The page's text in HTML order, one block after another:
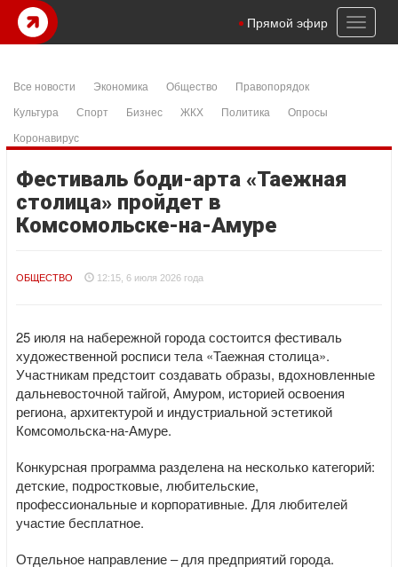
Toggle
Прямой эфир
Все новости Экономика Общество
Правопорядок
Культура
Спорт Бизнес ЖКХ Политика
Опросы
Коронавирус
Фестиваль боди-арта «Таежная
столица» пройдет в
Комсомольске-на-Амуре
ОБЩЕСТВО 12:15, 6 июля 2026 года
25 июля на набережной города состоится фестиваль
художественной росписи тела «Таежная столица».
Участникам предстоит создавать образы, вдохновленные
дальневосточной тайгой, Амуром, историей освоения
региона, архитектурой и индустриальной эстетикой
Комсомольска-на-Амуре.
Конкурсная программа разделена на несколько категорий:
детские, подростковые, любительские,
профессиональные и корпоративные. Для любителей
участие бесплатное.
Отдельное направление – для предприятий города.